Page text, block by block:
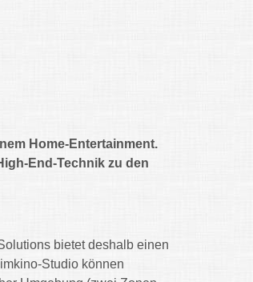
Home-Entertainment.
End-Technik zu den
bietet deshalb einen
Studio können